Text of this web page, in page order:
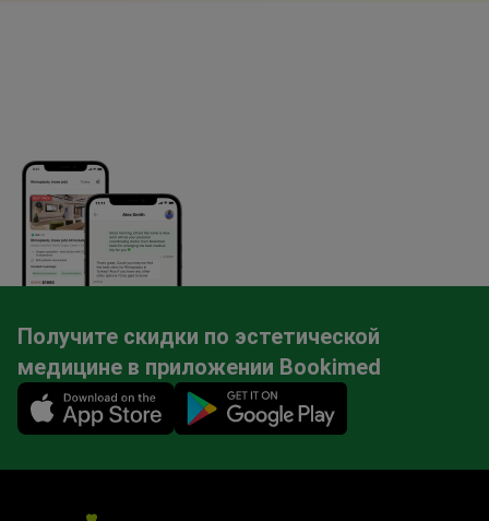
Получите скидки по эстетической
медицине в приложении Bookimed
Mobile app illustration